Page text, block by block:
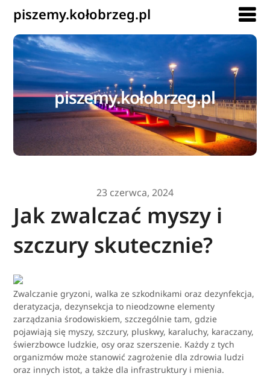
piszemy.kołobrzeg.pl
piszemy.kołobrzeg.pl
23 czerwca, 2024
Jak zwalczać myszy i
szczury skutecznie?
Zwalczanie gryzoni, walka ze szkodnikami oraz dezynfekcja,
deratyzacja, dezynsekcja to nieodzowne elementy
zarządzania środowiskiem, szczególnie tam, gdzie
pojawiają się myszy, szczury, pluskwy, karaluchy, karaczany,
świerzbowce ludzkie, osy oraz szerszenie. Każdy z tych
organizmów może stanowić zagrożenie dla zdrowia ludzi
oraz innych istot, a także dla infrastruktury i mienia.